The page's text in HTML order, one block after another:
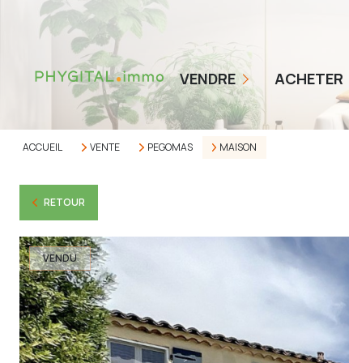
VENDRE
COMMENT ÇA MARCHE
NOS TARIFS
ESTIMER MON BIEN
ACHETER
BIENS EN VENTE
ALERTE
ACCUEIL VENTE PEGOMAS MAISON
RETOUR
VENDU